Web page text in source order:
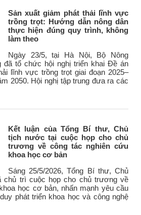
Sản xuất giảm phát thải lĩnh vực
trồng trọt: Hướng dẫn nông dân
thực hiện đúng quy trình, không
làm theo
Ngày 23/5, tại Hà Nội, Bộ Nông
đã tổ chức hội nghị triển khai Đề án
lĩnh vực trồng trọt giai đoạn 2025–
2050. Hội nghị tập trung đưa ra các
Kết luận của Tổng Bí thư, Chủ
tịch nước tại cuộc họp cho chủ
trương về công tác nghiên cứu
khoa học cơ bản
Sáng 25/5/2026, Tổng Bí thư, Chủ
chủ trì cuộc họp cho chủ trương về
học cơ bản, nhấn mạnh yêu cầu
phát triển khoa học và công nghệ